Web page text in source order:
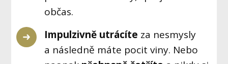
občas.
Impulzivně utrácíte za nesmysly
a následně máte pocit viny. Nebo